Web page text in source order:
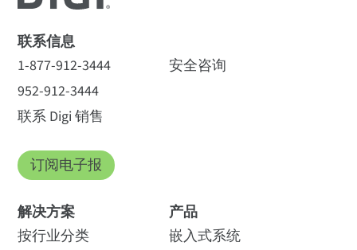
NRND
端口服务器 TS 3 M MEI
70001899
如何购买
特点
管理层
Authority - 远程管理诊断和自动发现工具
协议
通过 Digi 设备服务器
DNP3.0 协议
下载 PDF 下载 PDF
联系信息
1-877-912-3444
952-912-3444
联系 Digi 销售
安全咨询
订阅电子报
解决方案
按行业分类
产品
嵌入式系统